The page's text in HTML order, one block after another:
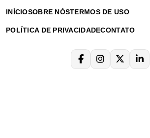
INÍCIOSOBRE NÓSTERMOS DE USO
POLÍTICA DE PRIVACIDADECONTATO